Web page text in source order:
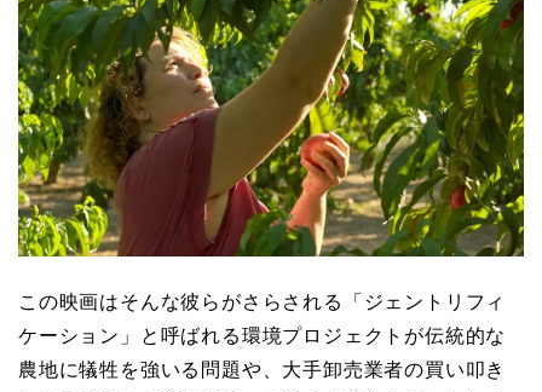
この映画はそんな彼らがさらされる「ジェントリフィ
ケーション」と呼ばれる環境プロジェクトが伝統的な
農地に犠牲を強いる問題や、大手卸売業者の買い叩き